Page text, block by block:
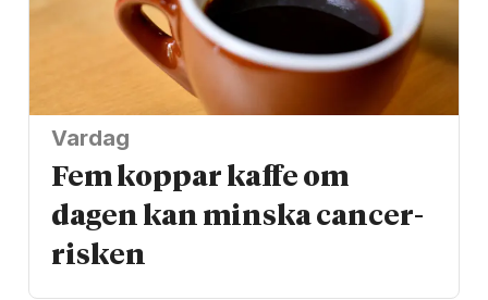
Vardag
Fem koppar kaffe om
dagen kan minska cancer­
risken